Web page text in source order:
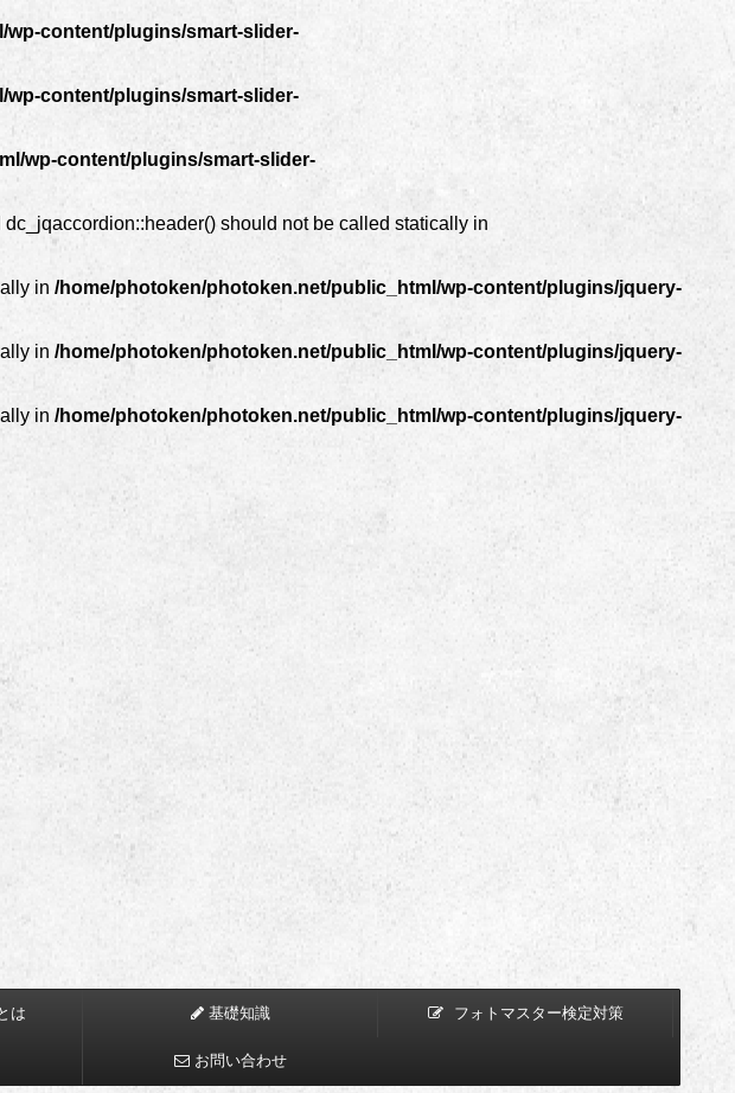
content/plugins/smart-slider-
content/plugins/smart-slider-
wp-content/plugins/smart-slider-
should not be called statically in
in /home/photoken/photoken.net/public_html/wp-content/plugins/jquery-
in /home/photoken/photoken.net/public_html/wp-content/plugins/jquery-
in /home/photoken/photoken.net/public_html/wp-content/plugins/jquery-
は 基礎知識 フォトマスター検定対策
お問い合わせ